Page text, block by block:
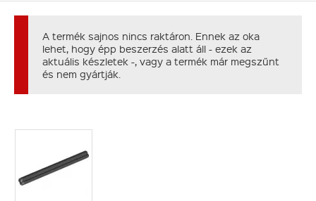
A termék sajnos nincs raktáron. Ennek az oka
lehet, hogy épp beszerzés alatt áll - ezek az
aktuális készletek -, vagy a termék már megszűnt
és nem gyártják.